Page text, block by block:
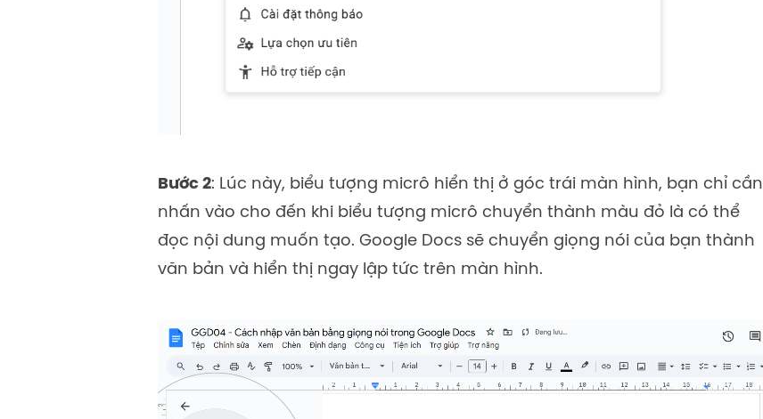
Bước 2: Lúc này, biểu tượng micrô hiển thị ở góc trái màn hình, bạn chỉ cần
nhấn vào cho đến khi biểu tượng micrô chuyển thành màu đỏ là có thể
đọc nội dung muốn tạo. Google Docs sẽ chuyển giọng nói của bạn thành
văn bản và hiển thị ngay lập tức trên màn hình.